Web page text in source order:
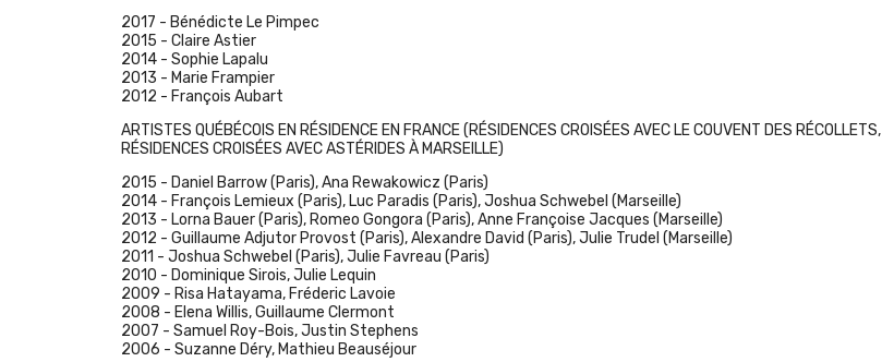
2017 - Bénédicte Le Pimpec
2015 - Claire Astier
2014 - Sophie Lapalu
2013 - Marie Frampier
2012 - François Aubart
ARTISTES QUÉBÉCOIS EN RÉSIDENCE EN FRANCE (RÉSIDENCES CROISÉES AVEC LE COUVENT DES RÉCOLLETS,
RÉSIDENCES CROISÉES AVEC ASTÉRIDES À MARSEILLE)
2015 - Daniel Barrow(Paris),Ana Rewakowicz (Paris)
2014 - François Lemieux (Paris), Luc Paradis (Paris),Joshua Schwebel (Marseille)
2013 - Lorna Bauer(Paris), Romeo Gongora (Paris),Anne Françoise Jacques (Marseille)
2012 - Guillaume Adjutor Provost (Paris),Alexandre David (Paris),Julie Trudel (Marseille)
2011 - Joshua Schwebel (Paris),Julie Favreau (Paris)
2010 - Dominique Sirois, Julie Lequin
2009 - Risa Hatayama, Fréderic Lavoie
2008 - Elena Willis, Guillaume Clermont
2007 - Samuel Roy-Bois, Justin Stephens
2006 - Suzanne Déry, Mathieu Beauséjour